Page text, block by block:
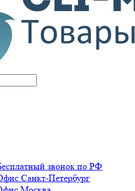
звонок по РФ
Санкт-Петербург